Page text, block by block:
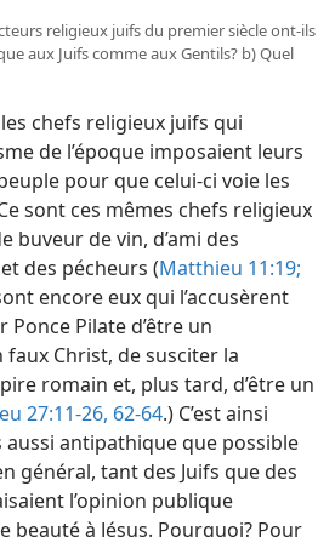
religieux juifs du premier siècle ont-​ils
aux Juifs comme aux Gentils? b) Quel
chefs religieux juifs qui
de l’époque imposaient leurs
pour que celui-ci voie les
sont ces mêmes chefs religieux
buveur de vin, d’ami des
des pécheurs (Matthieu 11:19;
encore eux qui l’accusèrent
Pilate d’être un
Christ, de susciter la
romain et, plus tard, d’être un
27:11-26, 62-​64.) C’est ainsi
aussi antipathique que possible
général, tant des Juifs que des
l’opinion publique
beauté à Jésus. Pourquoi? Pour